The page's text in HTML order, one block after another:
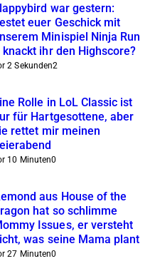
war gestern:
euer Geschick mit
Minispiel Ninja Run
knackt ihr den Highscore?
2 Sekunden2
Rolle in LoL Classic ist
für Hartgesottene, aber
rettet mir meinen
10 Minuten0
aus House of the
hat so schlimme
Issues, er versteht
was seine Mama plant
27 Minuten0